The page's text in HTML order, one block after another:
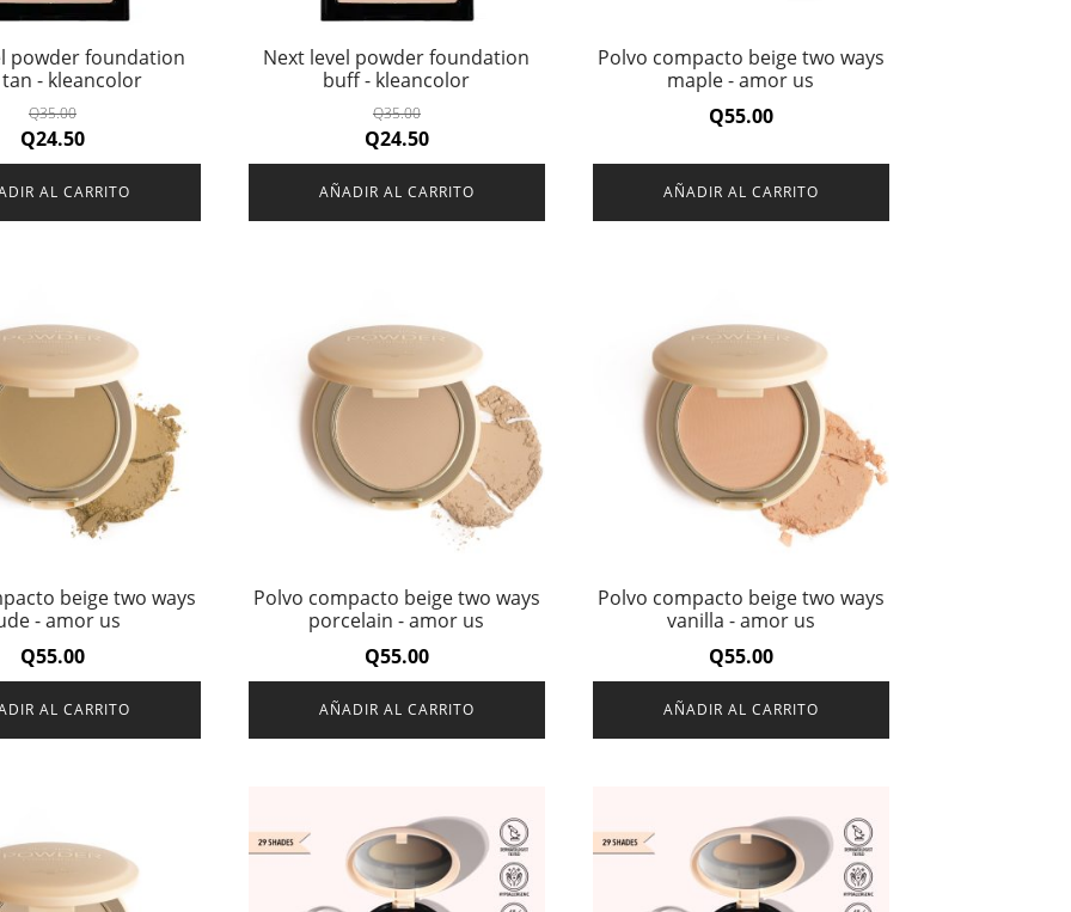
powder foundation
- kleancolor
Q35.00
Original
price
was:
Q35.00.
Q24.50Current
price
is:
Q24.50.
AL CARRITO
Next level powder foundation
buff - kleancolor
Q35.00
Original
price
was:
Q35.00.
Q24.50Current
price
is:
Q24.50.
AÑADIR AL CARRITO
Polvo compacto beige two ways
maple - amor us
Q55.00
AÑADIR AL CARRITO
beige two ways
- amor us
Q55.00
AL CARRITO
Polvo compacto beige two ways
porcelain - amor us
Q55.00
AÑADIR AL CARRITO
Polvo compacto beige two ways
vanilla - amor us
Q55.00
AÑADIR AL CARRITO